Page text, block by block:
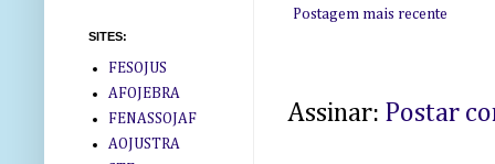
Postagem mais recente
Assinar: Postar
SITES:
FESOJUS
AFOJEBRA
FENASSOJAF
AOJUSTRA